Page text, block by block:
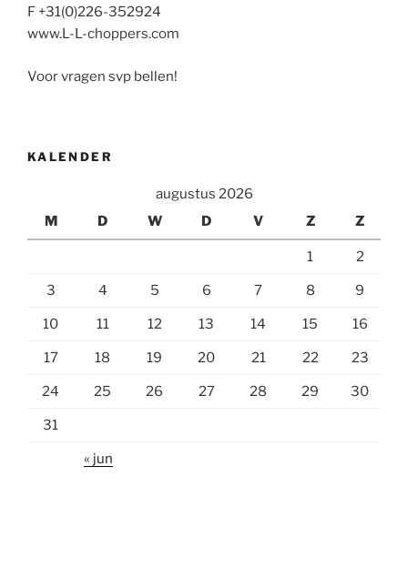
F +31(0)226-352924
www.L-L-choppers.com
Voor vragen svp bellen!
KALENDER
augustus 2026
M
D W D V Z Z
1 2
3 4 5 6 7 8 9
10 11 12 13 14 15 16
17 18 19 20 21 22 23
24 25 26 27 28 29 30
31
« jun